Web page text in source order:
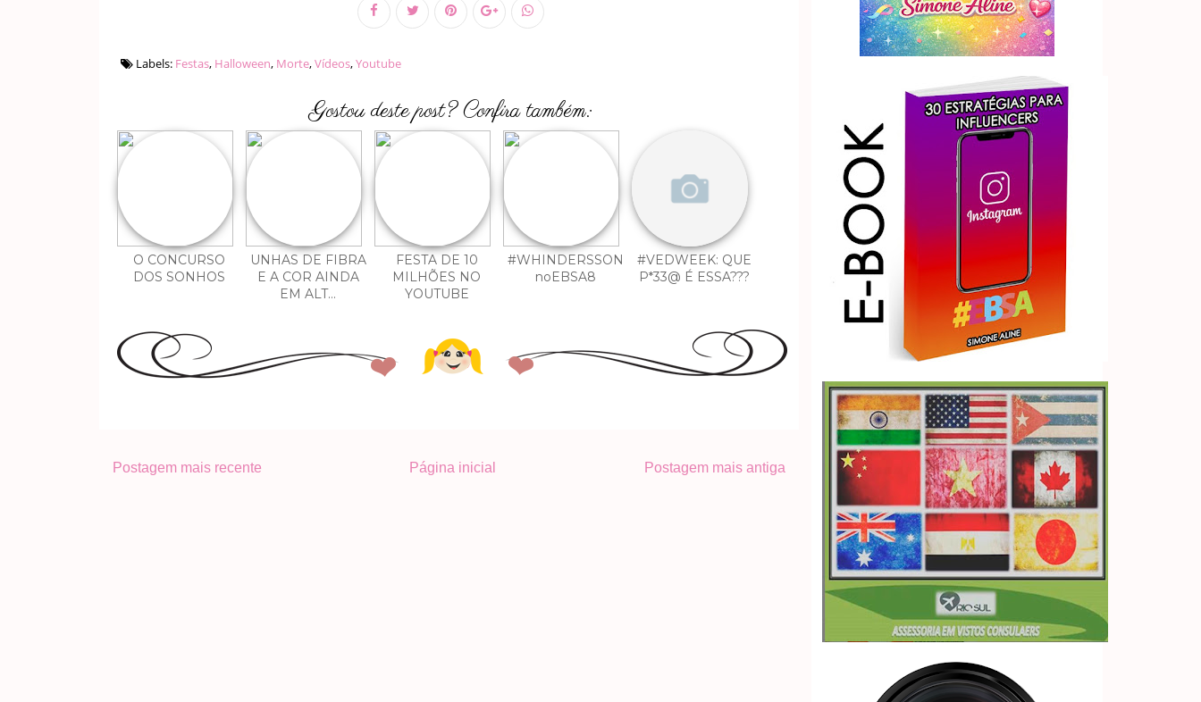
Labels: Festas, Halloween, Morte,Vídeos,Youtube
Gostou deste post? Confira também:
O CONCURSO
DOS SONHOS
UNHAS DE FIBRA
E A COR AINDA
EM ALT...
FESTA DE 10
MILHÕES NO
YOUTUBE
#WHINDERSSON
noEBSA8
#VEDWEEK: QUE
P*33@ É ESSA???
Postagem mais recente Postagem mais antiga
Página inicial